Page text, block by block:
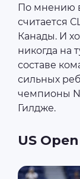
По мнению
считается
Канады. И
никогда на
составе
сильных
чемпионы
Гилдже.
US Open